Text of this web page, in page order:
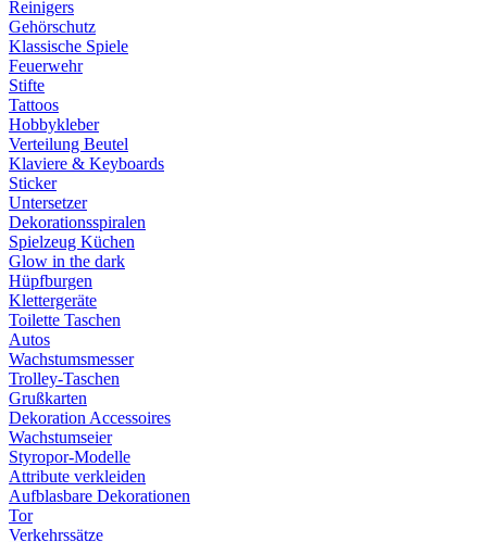
Reinigers
Gehörschutz
Klassische Spiele
Feuerwehr
Stifte
Tattoos
Hobbykleber
Verteilung Beutel
Klaviere & Keyboards
Sticker
Untersetzer
Dekorationsspiralen
Spielzeug Küchen
Glow in the dark
Hüpfburgen
Klettergeräte
Toilette Taschen
Autos
Wachstumsmesser
Trolley-Taschen
Grußkarten
Dekoration Accessoires
Wachstumseier
Styropor-Modelle
Attribute verkleiden
Aufblasbare Dekorationen
Tor
Verkehrssätze